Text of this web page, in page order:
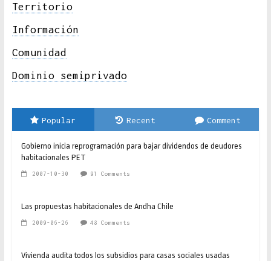
Territorio
Información
Comunidad
Dominio semiprivado
Popular Recent Comment
Gobierno inicia reprogramación para bajar dividendos de deudores
habitacionales PET
2007-10-30 91 Comments
Las propuestas habitacionales de Andha Chile
2009-06-26 48 Comments
Vivienda audita todos los subsidios para casas sociales usadas